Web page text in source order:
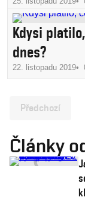
Kdysi
dnes?
22. listopadu 2019
Předchozí
Články